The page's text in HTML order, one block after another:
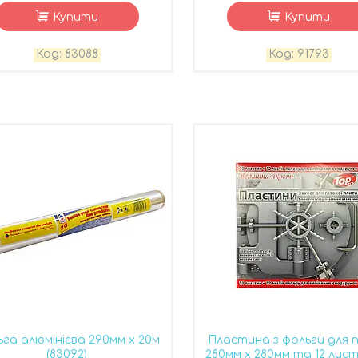
Купити
83088
Купити
91793
алюмінієва 290мм х 20м
(83092)
Пластина з фольги для
280мм х 280мм та 12